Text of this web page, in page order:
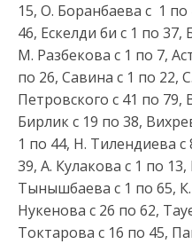
15, О. Боранбаева с 1 по
46, Ескелди би с 1 по 37,
М. Разбекова с 1 по 7,
по 26, Савина с 1 по 22,
Петровского с 41 по 79,
Бирлик с 19 по 38,
1 по 44, Н. Тилендиева
39, А. Кулакова с 1 по
Тынышбаева с 1 по 65,
Нукенова с 26 по 62,
Токтарова с 16 по 45,